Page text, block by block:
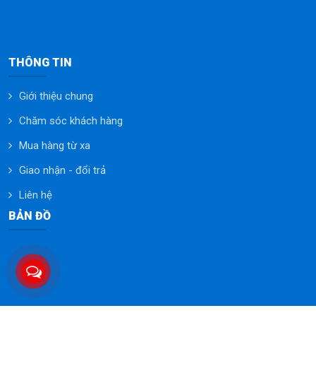
THÔNG TIN
Giới thiệu chung
Chăm sóc khách hàng
Mua hàng từ xa
Giao nhận - đổi trả
Liên hệ
BẢN ĐỒ